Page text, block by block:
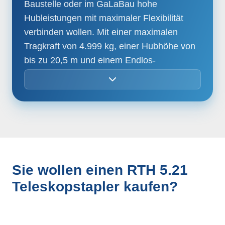
LMI - Überlastanzeiger
LLD - Live Load Diagram
Integrierte Onboard- und Ferndiagnose
Rückfahrkamera
Vorbereitung für Arbeitskorb
Baustelle oder im GaLaBau hohe
Hubleistungen mit maximaler Flexibilität
verbinden wollen. Mit einer maximalen
Tragkraft von 4.999 kg, einer Hubhöhe von
bis zu 20,5 m und einem Endlos-
Rotationsbereich von 360° deckt er ein
breites Einsatzspektrum ab – vom
Materialumschlag über Montagearbeiten bis
auch bei voller Ausladung.
Sie wollen einen RTH 5.21
Teleskopstapler kaufen?